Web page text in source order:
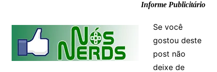
Informe Publicitário
Se você
gostou deste
post não
deixe de